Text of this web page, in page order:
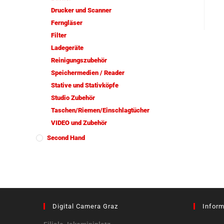
Drucker und Scanner
Ferngläser
Filter
Ladegeräte
Reinigungszubehör
Speichermedien / Reader
Stative und Stativköpfe
Studio Zubehör
Taschen/Riemen/Einschlagtücher
VIDEO und Zubehör
Second Hand
Digital Camera Graz